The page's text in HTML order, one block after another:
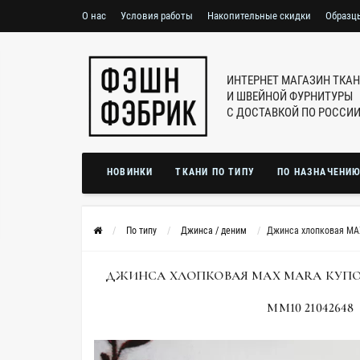
О нас Условия работы Накопительные скидки
ИНТЕРНЕТ МАГАЗИН
И ШВЕЙНОЙ ФУРНИТУРЫ
С ДОСТАВКОЙ ПО РОССИИ
НОВИНКИ ТКАНИ ПО ТИПУ ПО
По типу Джинса / деним Джинса хлопковая
ДЖИНСА ХЛОПКОВАЯ MAX MARA
MM10 21042648